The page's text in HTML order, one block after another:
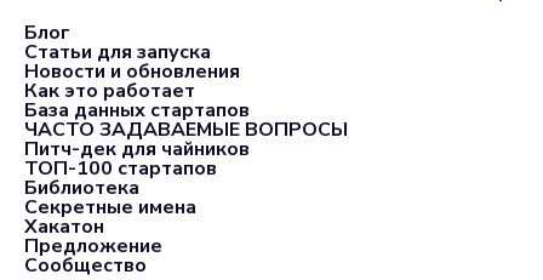
Блог
Статьи для запуска
Новости и обновления
Как это работает
База данных стартапов
ЧАСТО ЗАДАВАЕМЫЕ ВОПРОСЫ
Питч-дек для чайников
ТОП-100 стартапов
Библиотека
Секретные имена
Хакатон
Предложение
Сообщество